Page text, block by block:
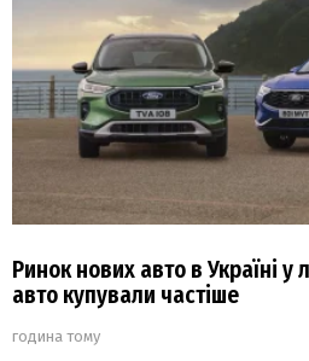
Ринок нових авто в Україні у
авто купували частіше
година тому